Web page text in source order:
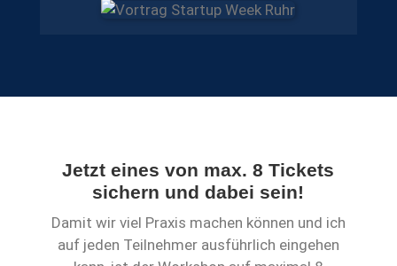
Jetzt eines von max. 8 Tickets
sichern und dabei sein!
Damit wir viel Praxis machen können und ich
auf jeden Teilnehmer ausführlich eingehen